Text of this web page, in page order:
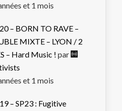
et 1 mois
– BORN TO RAVE –
MIXTE – LYON / 2
– Hard Music ! par
et 1 mois
– SP23 : Fugitive